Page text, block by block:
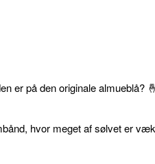
er på den originale almueblå? 🤞
hvor meget af sølvet er